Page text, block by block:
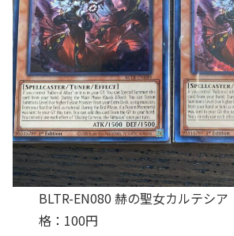
BLTR-EN080 赫の聖女カルテシ
格：100円